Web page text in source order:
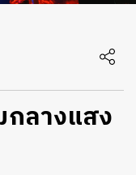
ลางแสง